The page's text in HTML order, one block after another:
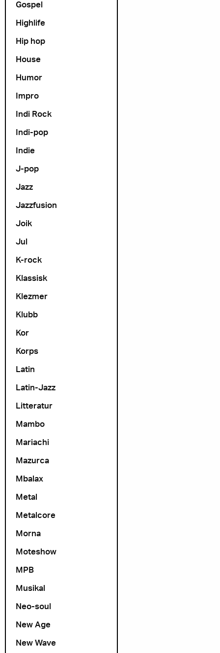
Gospel
Highlife
Hip hop
House
Humor
Impro
Indi Rock
Indi-pop
Indie
J-pop
Jazz
Jazzfusion
Joik
Jul
K-rock
Klassisk
Klezmer
Klubb
Kor
Korps
Latin
Latin-Jazz
Litteratur
Mambo
Mariachi
Mazurca
Mbalax
Metal
Metalcore
Morna
Moteshow
MPB
Musikal
Neo-soul
New Age
New Wave